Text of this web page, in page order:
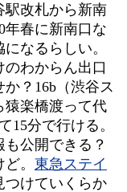
駅改札から新南
年春に新南口な
なるらしい。
わからん出口
？16b（渋谷ス
猿楽橋渡って代
15分で行ける。
公開できる？
。 東急ステイ
つけていくらか